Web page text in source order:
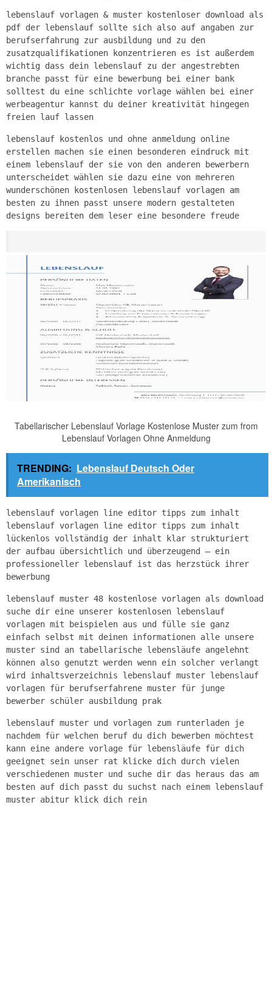
lebenslauf vorlagen & muster kostenloser download als
pdf der lebenslauf sollte sich also auf angaben zur
berufserfahrung zur ausbildung und zu den
zusatzqualifikationen konzentrieren es ist außerdem
wichtig dass dein lebenslauf zu der angestrebten
branche passt für eine bewerbung bei einer bank
solltest du eine schlichte vorlage wählen bei einer
werbeagentur kannst du deiner kreativität hingegen
freien lauf lassen
lebenslauf kostenlos und ohne anmeldung online
erstellen machen sie einen besonderen eindruck mit
einem lebenslauf der sie von den anderen bewerbern
unterscheidet wählen sie dazu eine von mehreren
wunderschönen kostenlosen lebenslauf vorlagen am
besten zu ihnen passt unsere modern gestalteten
designs bereiten dem leser eine besondere freude
Tabellarischer Lebenslauf Vorlage Kostenlose Muster zum from
Lebenslauf Vorlagen Ohne Anmeldung
TRENDING: Lebenslauf Deutsch Oder
Amerikanisch
lebenslauf vorlagen line editor tipps zum inhalt
lebenslauf vorlagen line editor tipps zum inhalt
lückenlos vollständig der inhalt klar strukturiert
der aufbau übersichtlich und überzeugend – ein
professioneller lebenslauf ist das herzstück ihrer
bewerbung
lebenslauf muster 48 kostenlose vorlagen als download
suche dir eine unserer kostenlosen lebenslauf
vorlagen mit beispielen aus und fülle sie ganz
einfach selbst mit deinen informationen alle unsere
muster sind an tabellarische lebensläufe angelehnt
können also genutzt werden wenn ein solcher verlangt
wird inhaltsverzeichnis lebenslauf muster lebenslauf
vorlagen für berufserfahrene muster für junge
bewerber schüler ausbildung prak
lebenslauf muster und vorlagen zum runterladen je
nachdem für welchen beruf du dich bewerben möchtest
kann eine andere vorlage für lebensläufe für dich
geeignet sein unser rat klicke dich durch vielen
verschiedenen muster und suche dir das heraus das am
besten auf dich passt du suchst nach einem lebenslauf
muster abitur klick dich rein